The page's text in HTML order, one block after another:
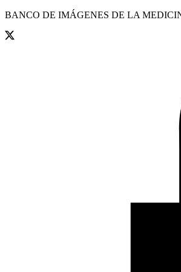
BANCO DE IMÁGENES DE LA